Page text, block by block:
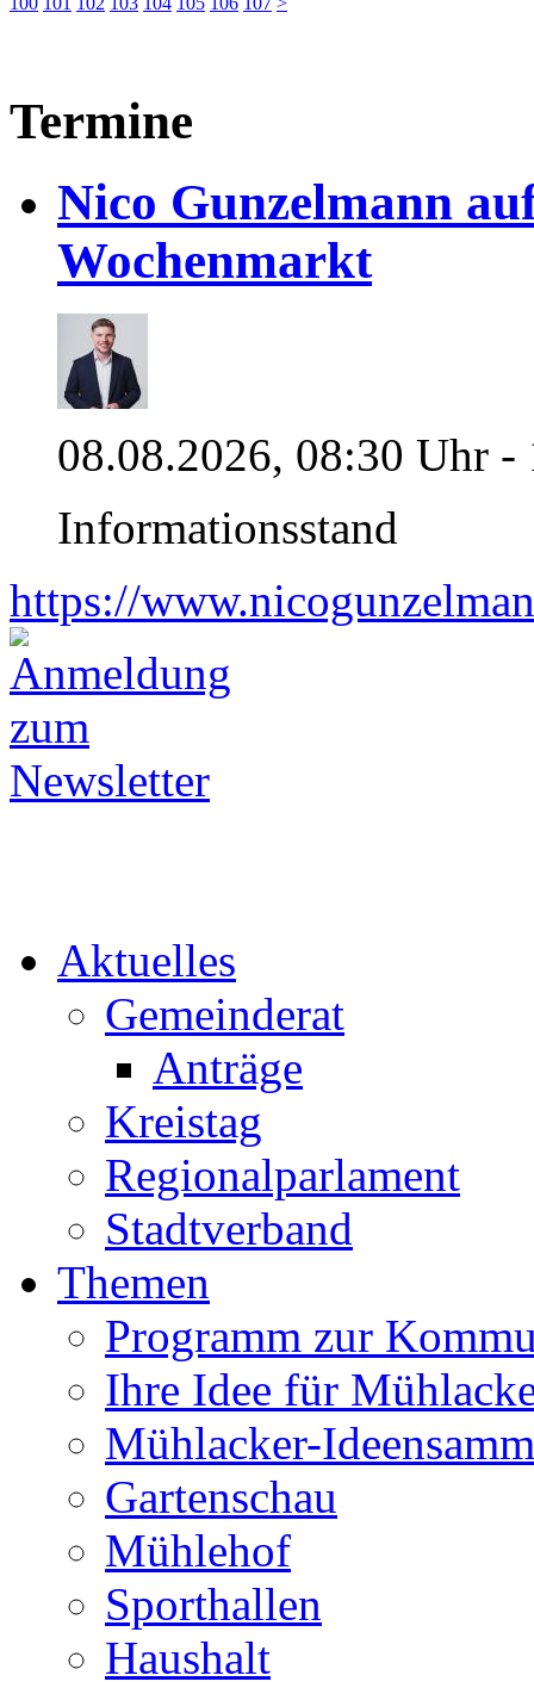
Termine
Nico Gunzelmann
Wochenmarkt
08.08.2026, 08:30 Uhr -
Informationsstand
https://
Aktuelles
Gemeinderat
Anträge
Kreistag
Regionalparlament
Stadtverband
Themen
Programm zur
Ihre Idee für
Mühlacker-
Gartenschau
Mühlehof
Sporthallen
Haushalt